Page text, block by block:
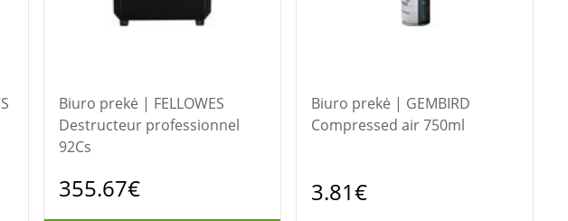
Biuro prekė | FELLOWES
Destructeur professionnel
92Cs
355.67€
Biuro prekė | GEMBIRD
Compressed air 750ml
3.81€